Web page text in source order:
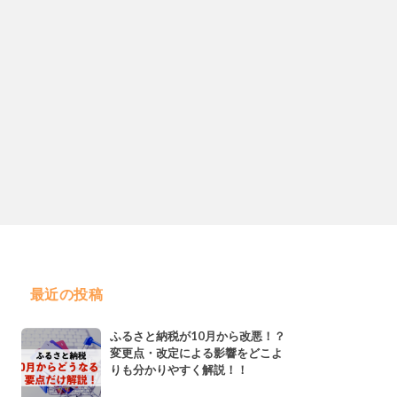
最近の投稿
ふるさと納税が10月から改悪！？
変更点・改定による影響をどこよ
りも分かりやすく解説！！